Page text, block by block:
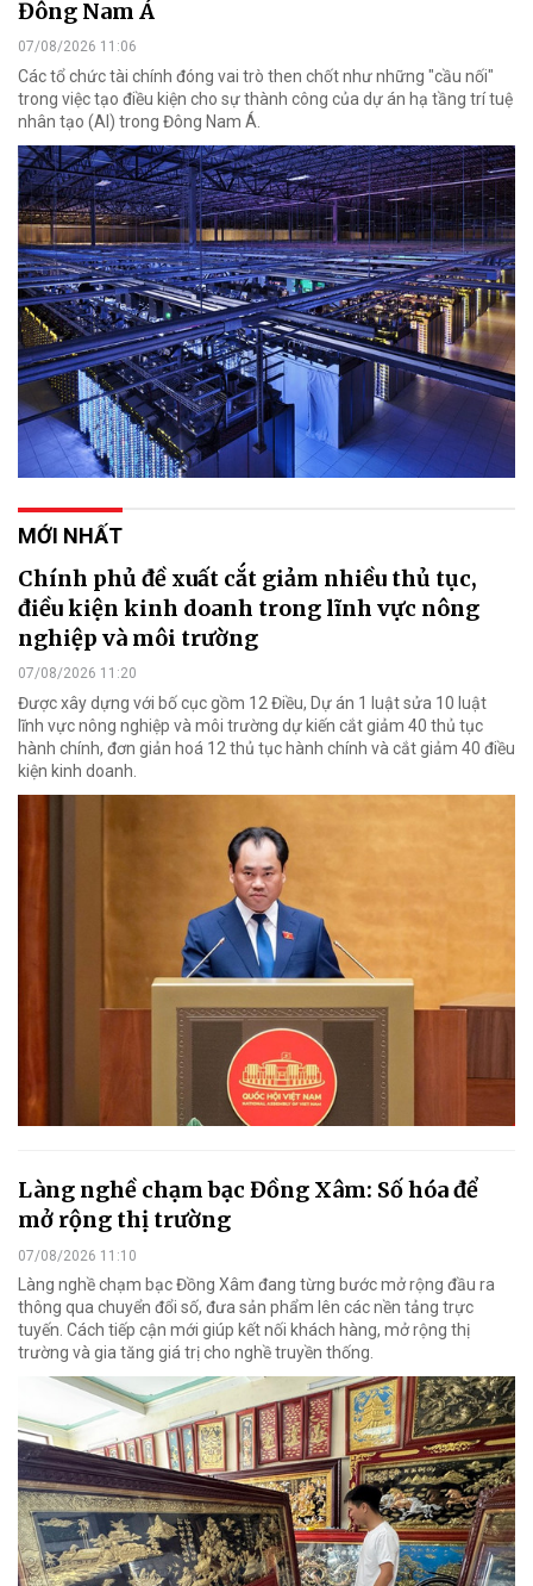
Đông Nam Á
07/08/2026 11:06
Các tổ chức tài chính đóng vai trò then chốt như những "cầu nối"
trong việc tạo điều kiện cho sự thành công của dự án hạ tầng trí tuệ
nhân tạo (AI) trong Đông Nam Á.
MỚI NHẤT
Chính phủ đề xuất cắt giảm nhiều thủ tục,
điều kiện kinh doanh trong lĩnh vực nông
nghiệp và môi trường
07/08/2026 11:20
Được xây dựng với bố cục gồm 12 Điều, Dự án 1 luật sửa 10 luật
lĩnh vực nông nghiệp và môi trường dự kiến cắt giảm 40 thủ tục
hành chính, đơn giản hoá 12 thủ tục hành chính và cắt giảm 40 điều
kiện kinh doanh.
Làng nghề chạm bạc Đồng Xâm: Số hóa để
mở rộng thị trường
07/08/2026 11:10
Làng nghề chạm bạc Đồng Xâm đang từng bước mở rộng đầu ra
thông qua chuyển đổi số, đưa sản phẩm lên các nền tảng trực
tuyến. Cách tiếp cận mới giúp kết nối khách hàng, mở rộng thị
trường và gia tăng giá trị cho nghề truyền thống.